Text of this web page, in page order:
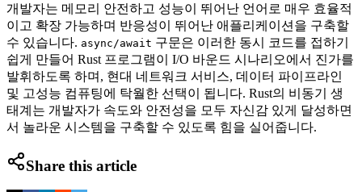
개발자는 메모리 안전하고 성능이 뛰어난 언어로 매우 효율적
이고 확장 가능하며 반응성이 뛰어난 애플리케이션을 구축할
수 있습니다. async/await 구문은 이러한 동시 코드를 접하기
쉽게 만들어 Rust 프로그램이 I/O 바운드 시나리오에서 진가를
발휘하도록 하며, 현대 네트워크 서비스, 데이터 파이프라인
및 고성능 컴퓨팅에 탁월한 선택이 됩니다. Rust의 비동기 생
태계는 개발자가 속도와 안전성을 모두 자신감 있게 달성하면
서 놀라운 시스템을 구축할 수 있도록 힘을 실어줍니다.
Share this article